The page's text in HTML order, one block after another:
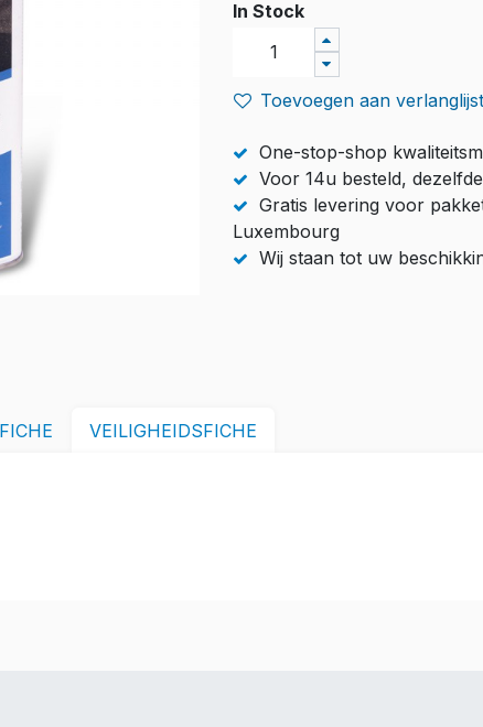
In Stock
Toevoegen aan verlanglijst
One-stop-shop
Voor 14u besteld,
Gratis levering voor
Luxembourg
Wij staan tot uw
VEILIGHEIDSFICHE